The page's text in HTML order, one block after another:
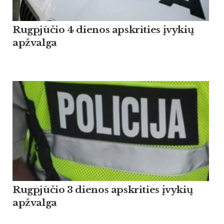
Rugpjūčio 4 dienos apskrities įvykių
apžvalga
Rugpjūčio 3 dienos apskrities įvykių
apžvalga